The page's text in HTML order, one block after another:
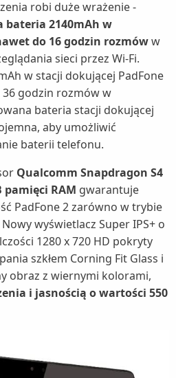
robi duże wrażenie -
bateria 2140mAh w
do 16 godzin rozmóww
sieci przez Wi-Fi.
w stacji dokującej PadFone
godzin rozmów w
bateria stacji dokującej
aby umożliwić
baterii telefonu.
Qualcomm Snapdragon S4
pamięci RAM gwarantuje
PadFone 2 zarówno w trybie
wyświetlacz Super IPS+ o
1280 x 720 HD pokryty
szkłem Corning Fit Glass i
obraz z wiernymi kolorami,
i jasnością o wartości 550